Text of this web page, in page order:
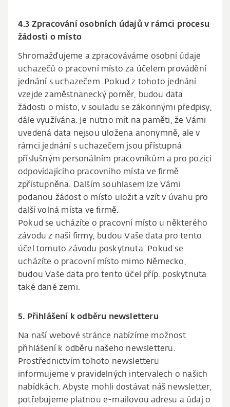
4.3 Zpracování osobních údajů v rámci procesu
žádosti o místo
Shromažďujeme a zpracováváme osobní údaje
uchazečů o pracovní místo za účelem provádění
jednání s uchazečem. Pokud z tohoto jednání
vzejde zaměstnanecký poměr, budou data
žádosti o místo, v souladu se zákonnými předpisy,
dále využívána. Je nutno mít na paměti, že Vámi
uvedená data nejsou uložena anonymně, ale v
rámci jednání s uchazečem jsou přístupná
příslušným personálním pracovníkům a pro pozici
odpovídajícího pracovního místa ve firmě
zpřístupněna. Dalším souhlasem lze Vámi
podanou žádost o místo uložit a vzít v úvahu pro
další volná místa ve firmě.
Pokud se ucházíte o pracovní místo u některého
závodu z naší firmy, budou Vaše data pro tento
účel tomuto závodu poskytnuta. Pokud se
ucházíte o pracovní místo mimo Německo,
budou Vaše data pro tento účel příp. poskytnuta
také dané zemi.
5. Přihlášení k odběru newsletteru
Na naší webové stránce nabízíme možnost
přihlášení k odběru našeho newsletteru.
Prostřednictvím tohoto newsletteru
informujeme v pravidelných intervalech o našich
nabídkách. Abyste mohli dostávat náš newsletter,
potřebujeme platnou e-mailovou adresu a údaj o